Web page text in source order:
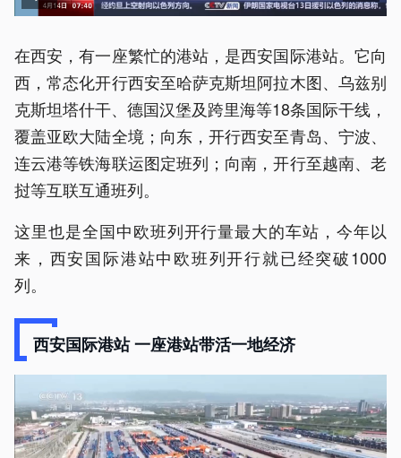
在西安，有一座繁忙的港站，是西安国际港站。它向
西，常态化开行西安至哈萨克斯坦阿拉木图、乌兹别
克斯坦塔什干、德国汉堡及跨里海等18条国际干线，
覆盖亚欧大陆全境；向东，开行西安至青岛、宁波、
连云港等铁海联运图定班列；向南，开行至越南、老
挝等互联互通班列。
这里也是全国中欧班列开行量最大的车站，今年以
来，西安国际港站中欧班列开行就已经突破1000
列。
西安国际港站 一座港站带活一地经济